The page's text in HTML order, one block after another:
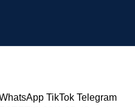
TikTok Telegram